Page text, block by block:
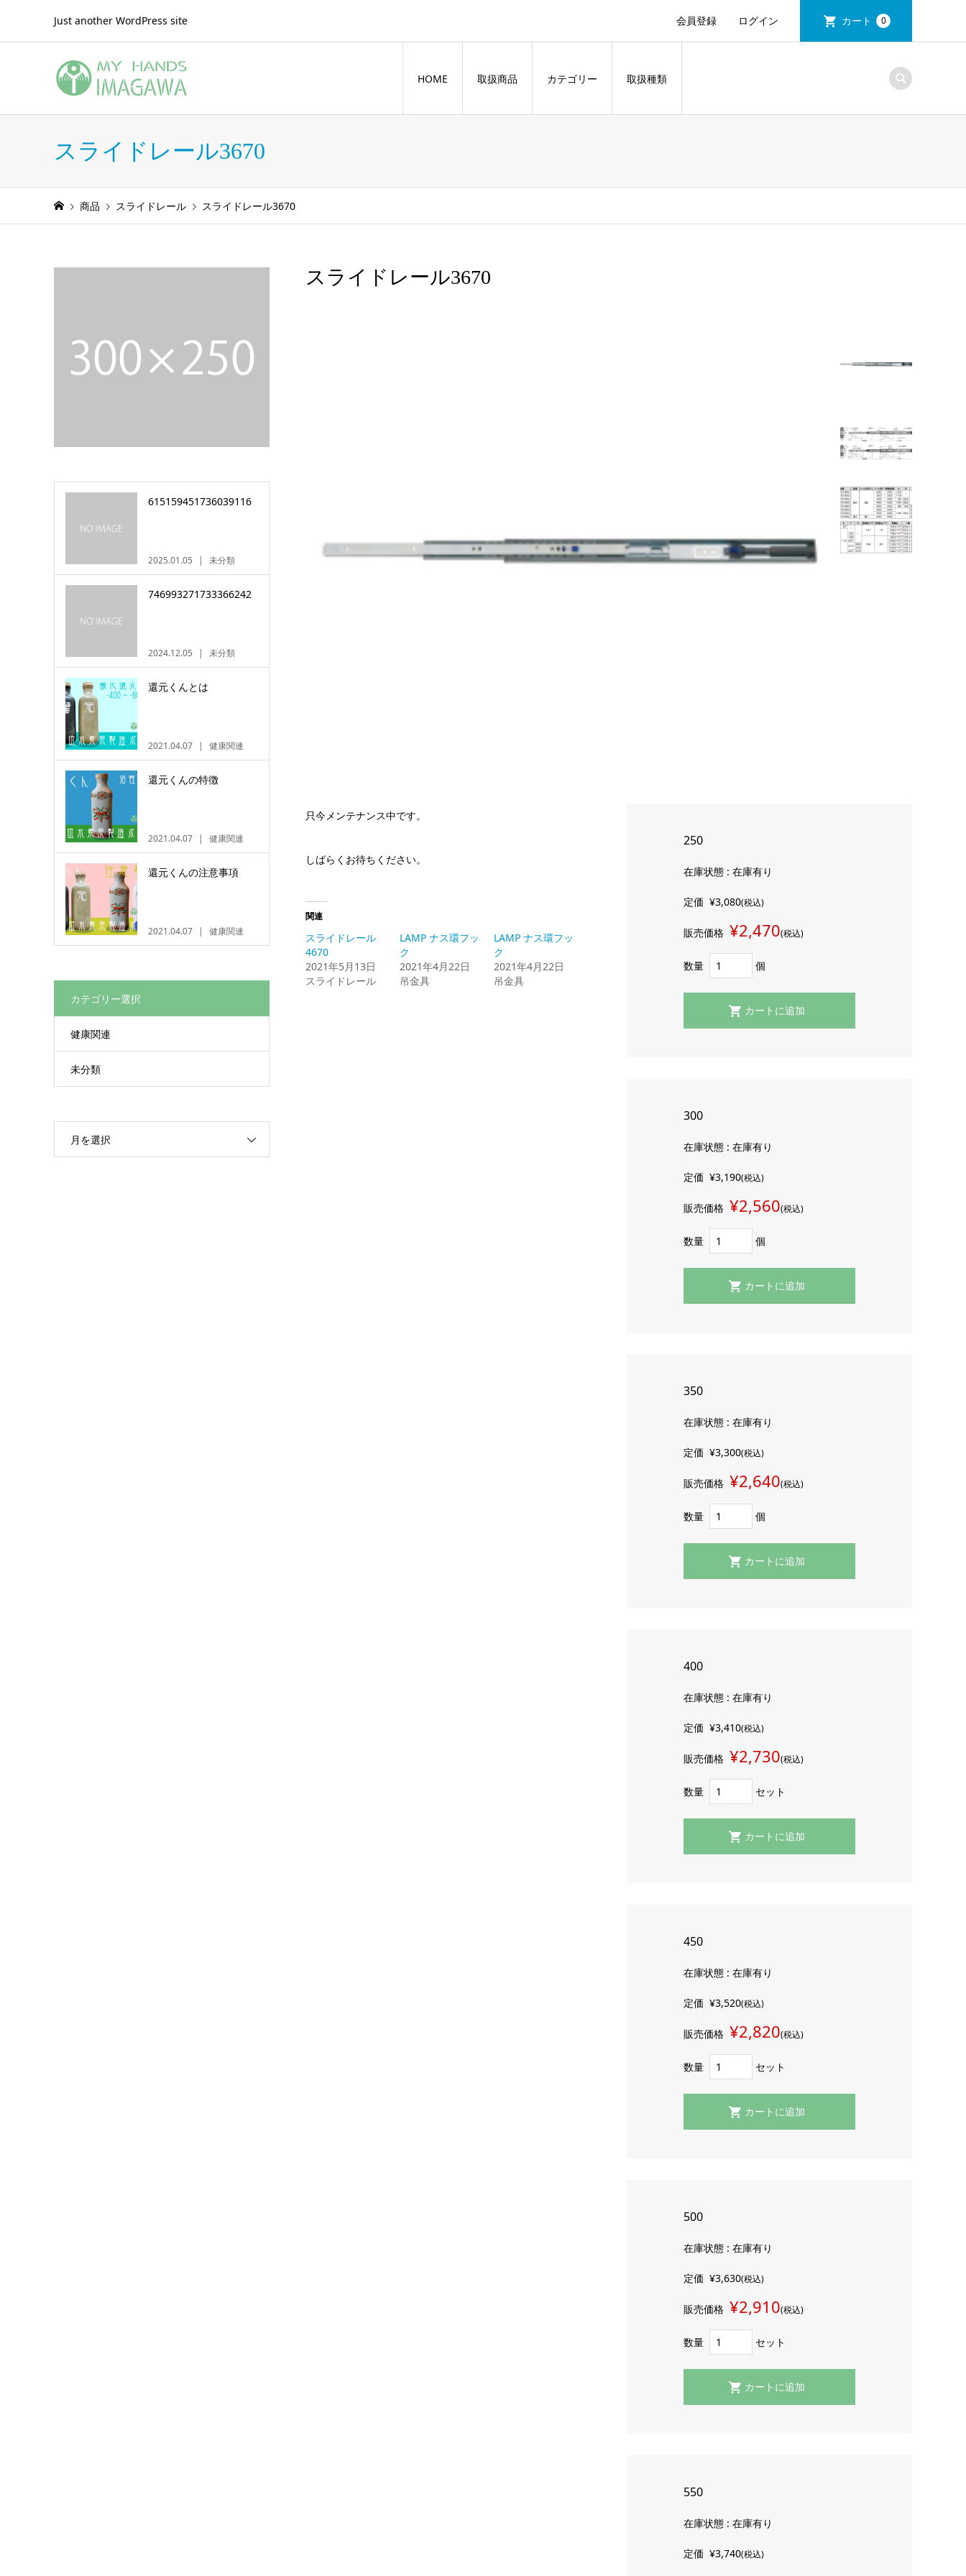
Just another WordPress site 会員登録 ログイン カート 0
HOME 取扱商品 カテゴリー 取扱種類
スライドレール3670
商品 スライドレール スライドレール3670
スライドレール3670
只今メンテナンス中です。
しばらくお待ちください。
関連
スライドレール
4670
2021年5月13日
スライドレール
LAMP ナス環フッ
ク
2021年4月22日
吊金具
LAMP ナス環フッ
ク
2021年4月22日
吊金具
250
在庫状態 : 在庫有り
定価¥3,080(税込)
販売価格 ¥2,470(税込)
数量 個
300
在庫状態 : 在庫有り
定価¥3,190(税込)
販売価格 ¥2,560(税込)
数量 個
350
在庫状態 : 在庫有り
定価¥3,300(税込)
販売価格 ¥2,640(税込)
数量 個
400
在庫状態 : 在庫有り
定価¥3,410(税込)
販売価格 ¥2,730(税込)
数量 セット
450
在庫状態 : 在庫有り
定価¥3,520(税込)
販売価格 ¥2,820(税込)
数量 セット
500
在庫状態 : 在庫有り
定価¥3,630(税込)
販売価格 ¥2,910(税込)
数量 セット
550
在庫状態 : 在庫有り
定価¥3,740(税込)
615159451736039116
2025.01.05 未分類
746993271733366242
2024.12.05 未分類
還元くんとは
2021.04.07 健康関連
還元くんの特徴
2021.04.07 健康関連
還元くんの注意事項
2021.04.07 健康関連
カテゴリー選択
健康関連
未分類
月を選択